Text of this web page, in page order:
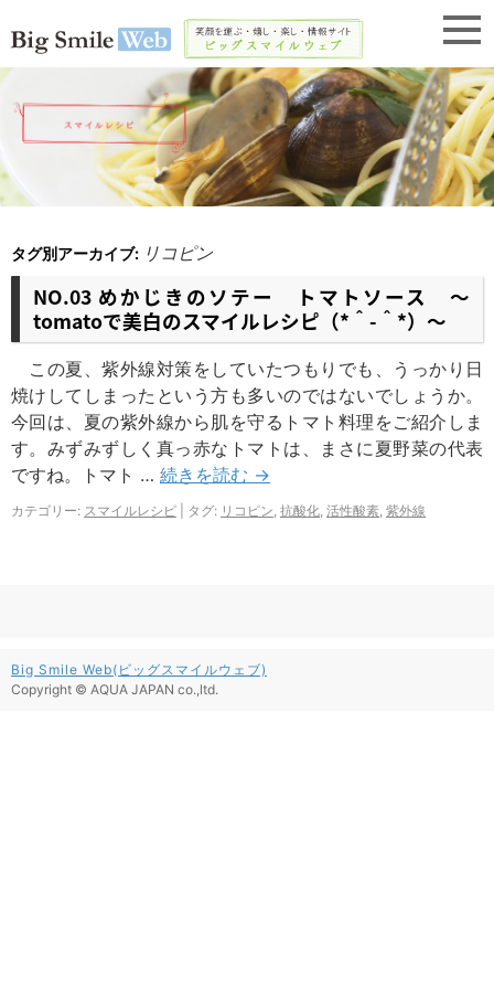
タグ別アーカイブ: リコピン
NO.03 めかじきのソテー トマトソース ～
tomatoで美白のスマイルレシピ（*＾-＾*）～
この夏、紫外線対策をしていたつもりでも、うっかり日
焼けしてしまったという方も多いのではないでしょうか。
今回は、夏の紫外線から肌を守るトマト料理をご紹介しま
す。みずみずしく真っ赤なトマトは、まさに夏野菜の代表
ですね。トマト … 続きを読む →
カテゴリー: スマイルレシピ タグ: リコピン, 抗酸化, 活性酸素, 紫外線
Big Smile Web(ビッグスマイルウェブ)
Copyright © AQUA JAPAN co.,ltd.